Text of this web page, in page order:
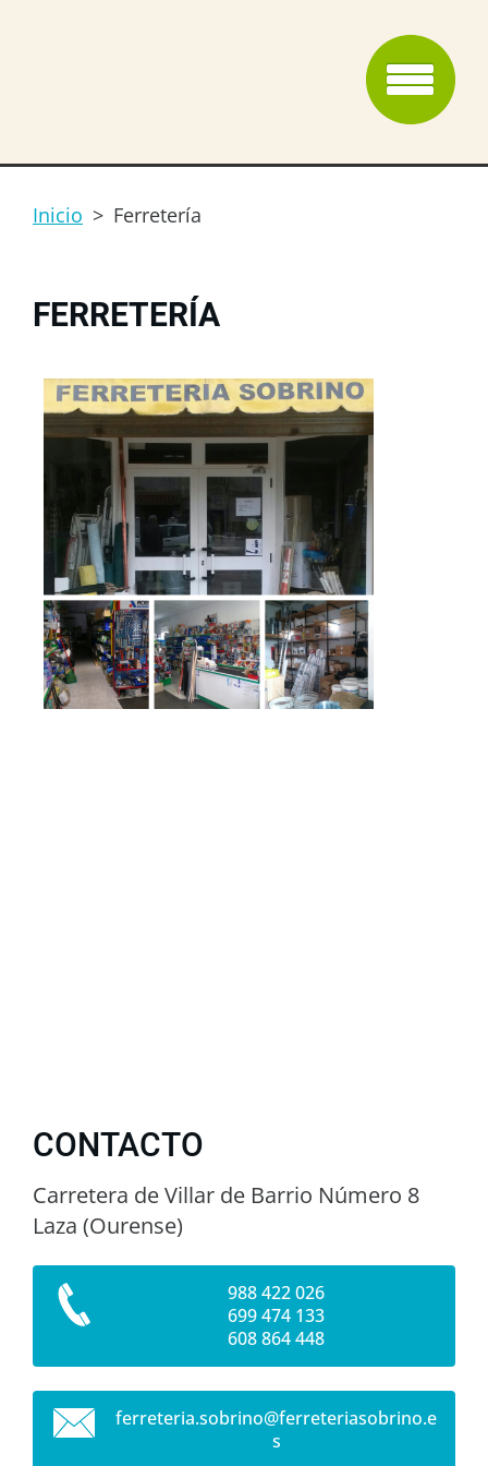
Inicio > Ferretería
FERRETERÍA
CONTACTO
Carretera de Villar de Barrio Número 8
Laza (Ourense)
988 422 026
699 474 133
608 864 448
ferreteria.sobrino@ferreteriasobrino.e
s